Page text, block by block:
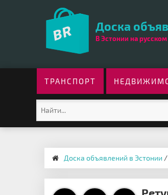
Доска
В Эстонии на
ТРАНСПОРТ
Доска объявлений в Эстонии /